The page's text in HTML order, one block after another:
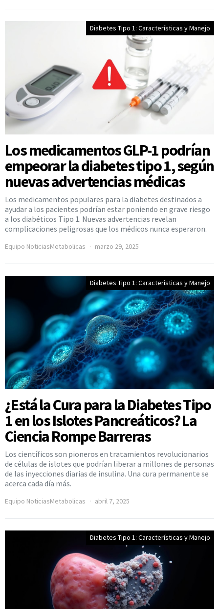
Diabetes Tipo 1: Características y Manejo
Los medicamentos GLP-1 podrían
empeorar la diabetes tipo 1, según
nuevas advertencias médicas
Los medicamentos populares para la diabetes destinados a
ayudar a los pacientes podrían estar poniendo en grave riesgo
a los diabéticos Tipo 1. Nuevas advertencias revelan
complicaciones peligrosas que los médicos nunca esperaron.
Equipo NoticiasMetabolicas marzo 29, 2025
Diabetes Tipo 1: Características y Manejo
¿Está la Cura para la Diabetes Tipo
1 en los Islotes Pancreáticos? La
Ciencia Rompe Barreras
Los científicos son pioneros en tratamientos revolucionarios
de células de islotes que podrían liberar a millones de personas
de las inyecciones diarias de insulina. Una cura permanente se
acerca cada día más.
Equipo NoticiasMetabolicas abril 7, 2025
Diabetes Tipo 1: Características y Manejo